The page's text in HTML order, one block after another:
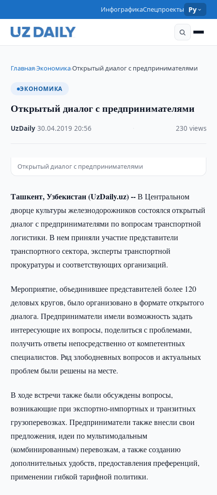
ИнфографикаСпецпроекты Ру
Главная›Экономика›Открытый диалог с предпринимателями
ЭКОНОМИКА
Открытый диалог с предпринимателями
UzDaily ·30.04.2019 ·20:56 230 views
Открытый диалог с предпринимателями
Ташкент, Узбекистан (UzDaily.uz) --В Центральном
дворце культуры железнодорожников состоялся открытый
диалог с предпринимателями по вопросам транспортной
логистики. В нем приняли участие представители
транспортного сектора, эксперты транспортной
прокуратуры и соответствующих организаций.
Мероприятие, объединившее представителей более 120
деловых кругов, было организовано в формате открытого
диалога. Предприниматели имели возможность задать
интересующие их вопросы, поделиться с проблемами,
получить ответы непосредственно от компетентных
специалистов. Ряд злободневных вопросов и актуальных
проблем были решены на месте.
В ходе встречи также были обсуждены вопросы,
возникающие при экспортно-импортных и транзитных
грузоперевозках. Предприниматели также внесли свои
предложения, идеи по мультимодальным
(комбинированным) перевозкам, а также созданию
дополнительных удобств, предоставления преференций,
применении гибкой тарифной политики.